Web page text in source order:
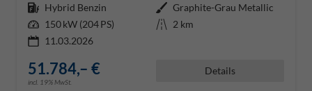
Kraftstoff Hybrid Benzin Außenfarbe Graphite-Grau Metallic
Leistung 150 kW (204 PS) Kilometerstand 2 km
11.03.2026
51.784,– €
incl. 19% MwSt.
Details